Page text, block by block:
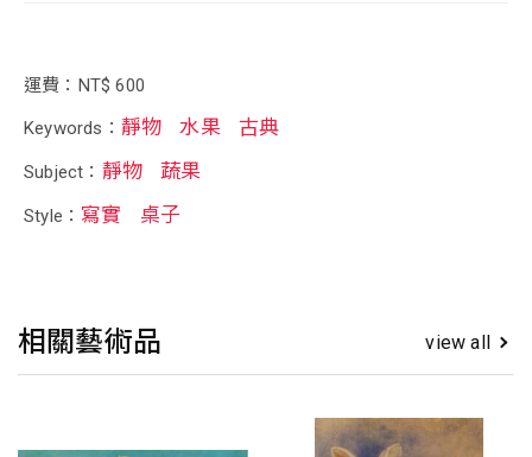
運費：NT$ 600
Keywords： 靜物 水果 古典
Subject： 靜物 蔬果
Style：寫實 桌子
相關藝術品 view all